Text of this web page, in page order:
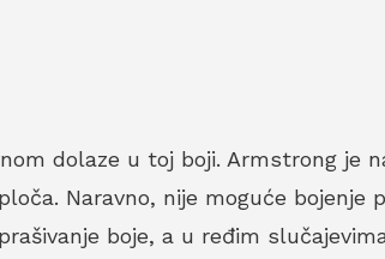
dolaze u toj boji. Armstrong je
Naravno, nije moguće bojenje
boje, a u ređim